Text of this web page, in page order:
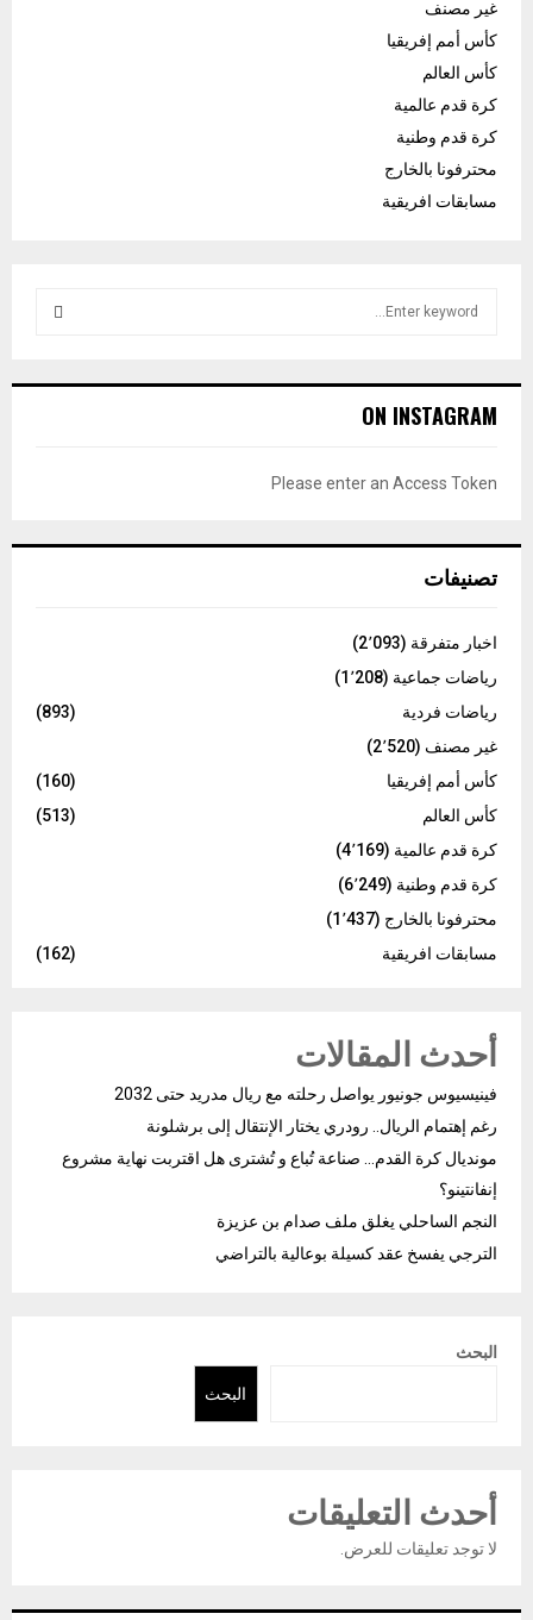
غير مصنف
كأس أمم إفريقيا
كأس العالم
كرة قدم عالمية
كرة قدم وطنية
محترفونا بالخارج
مسابقات افريقية
h
C
ON INSTAGRAM
Please enter an Access Token
تصنيفات
اخبار متفرقة (2٬093)
رياضات جماعية (1٬208)
رياضات فردية
(893)
غير مصنف (2٬520)
كأس أمم إفريقيا
(160)
كأس العالم
(513)
كرة قدم عالمية (4٬169)
كرة قدم وطنية (6٬249)
محترفونا بالخارج (1٬437)
مسابقات افريقية
(162)
أحدث المقالات
فينيسيوس جونيور يواصل رحلته مع ريال مدريد حتى 2032
رغم إهتمام الريال.. رودري يختار الإنتقال إلى برشلونة
مونديال كرة القدم… صناعة تُباع و تُشترى هل اقتربت نهاية مشروع
إنفانتينو؟
النجم الساحلي يغلق ملف صدام بن عزيزة
الترجي يفسخ عقد كسيلة بوعالية بالتراضي
البحث
البحث
أحدث التعليقات
لا توجد تعليقات للعرض.